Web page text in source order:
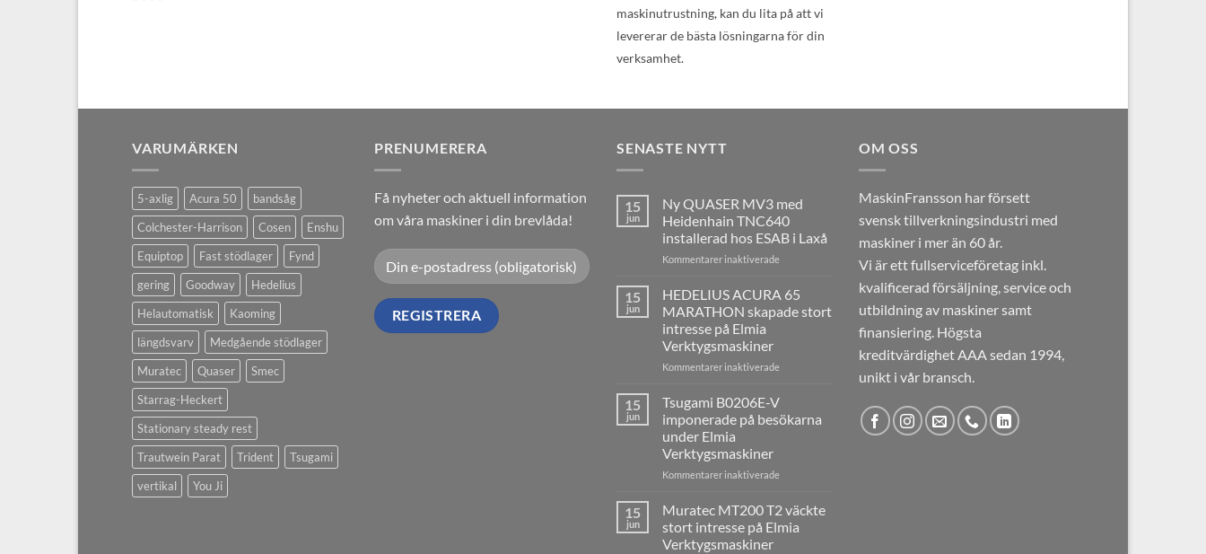
maskinutrustning, kan du lita på att vi
levererar de bästa lösningarna för din
verksamhet.
VARUMÄRKEN
5-axlig Acura 50
bandsåg
Colchester-Harrison
Cosen
Enshu
Equiptop
Fast stödlager
Fynd
gering
Goodway
Hedelius
Helautomatisk
Kaoming
längdsvarv
Medgående stödlager
Muratec
Quaser
Smec
Starrag-Heckert
Stationary steady rest
Trautwein Parat
Trident
Tsugami
vertikal
You Ji
PRENUMERERA
Få nyheter och aktuell information
om våra maskiner i din brevlåda!
SENASTE NYTT
15
jun
Ny QUASER MV3 med
Heidenhain TNC640
installerad hos ESAB i Laxå
Kommentarer inaktiverade
QUASER
MV3
med
ESAB
Laxå
15
jun
HEDELIUS ACURA 65
MARATHON skapade stort
intresse på Elmia
Verktygsmaskiner
Kommentarer inaktiverade
ACURA
MARATHON
Elmia
Verktygsmaskiner
15
jun
Tsugami B0206E-V
imponerade på besökarna
under Elmia
Verktygsmaskiner
Kommentarer inaktiverade
B0206E-
V
imponerade
15
jun
Muratec MT200 T2 väckte
stort intresse på Elmia
Verktygsmaskiner
OM OSS
MaskinFransson har försett
svensk tillverkningsindustri med
maskiner i mer än 60 år.
Vi är ett fullserviceföretag inkl.
kvalificerad försäljning, service och
utbildning av maskiner samt
finansiering. Högsta
kreditvärdighet AAA sedan 1994,
unikt i vår bransch.